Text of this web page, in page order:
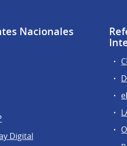
Nacionales
Digital